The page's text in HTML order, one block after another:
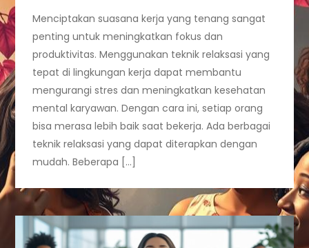
Menciptakan suasana kerja yang tenang sangat
penting untuk meningkatkan fokus dan
produktivitas. Menggunakan teknik relaksasi yang
tepat di lingkungan kerja dapat membantu
mengurangi stres dan meningkatkan kesehatan
mental karyawan. Dengan cara ini, setiap orang
bisa merasa lebih baik saat bekerja. Ada berbagai
teknik relaksasi yang dapat diterapkan dengan
mudah. Beberapa […]